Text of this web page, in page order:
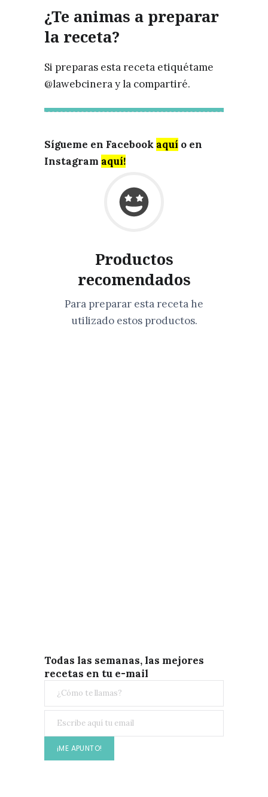
¿Te animas a preparar
la receta?
Si preparas esta receta etiquétame
@lawebcinera y la compartiré.
Sígueme en Facebook aquí o en
Instagram aquí!
Productos
recomendados
Para preparar esta receta he
utilizado estos productos.
Todas las semanas, las mejores
recetas en tu e-mail